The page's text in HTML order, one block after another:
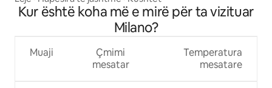
Kur është koha më e mirë për ta vizituar
Milano?
Muaji
Çmimi
mesatar
Temperatura
mesatare